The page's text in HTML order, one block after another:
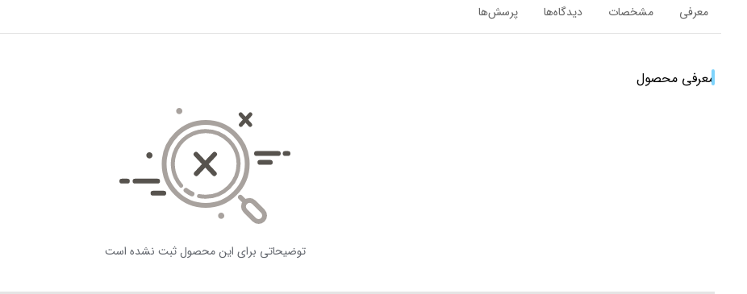
معرفی مشخصات دیدگاه‌ها پرسش‌ها
معرفی محصول
توضیحاتی برای این محصول ثبت نشده است